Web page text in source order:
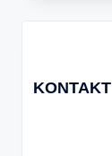
KONTAKT